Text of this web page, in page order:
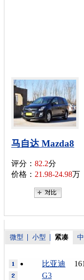
马自达 Mazda8
评分： 82.2分
价格： 21.98-24.98万
微型 小型 紧凑
比亚迪
G3